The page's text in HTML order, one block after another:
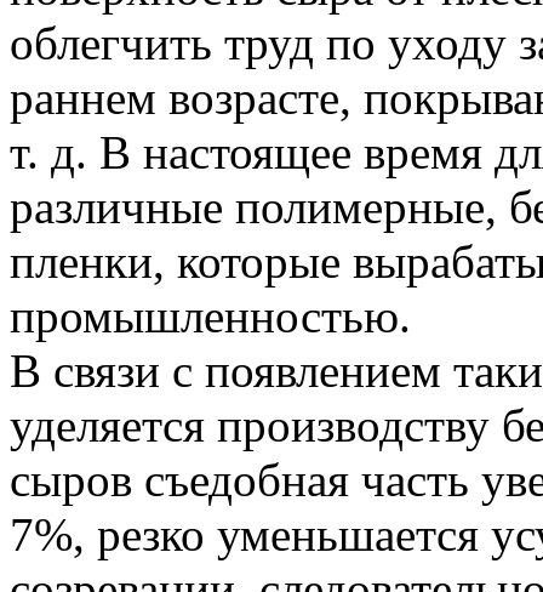
облегчить труд по
раннем возрасте,
т. д. В настоящее время
различные полимерные,
пленки, которые
промышленностью.
В связи с появлением
уделяется производству
сыров съедобная часть
7%, резко уменьшается